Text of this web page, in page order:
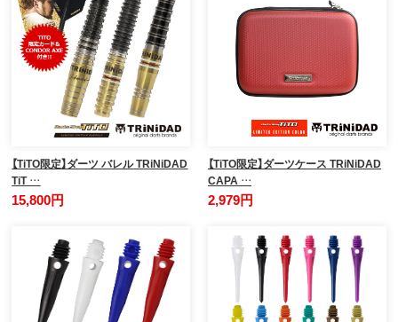
【TiTO限定】ダーツ バレル TRiNiDAD
TiT …
15,800円
【TiTO限定】ダーツケース TRiNiDAD
CAPA …
2,979円